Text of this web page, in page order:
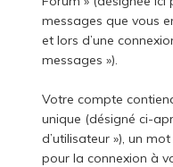
messages que vous
et lors d’une
messages »).
Votre compte
unique (désigné ci-
d’utilisateur »), un
pour la connexion à